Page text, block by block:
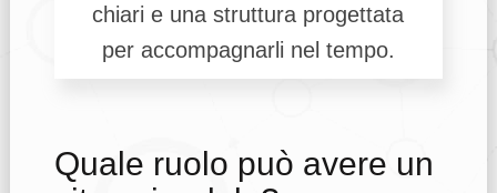
chiari e una struttura progettata
per accompagnarli nel tempo.
Quale ruolo può avere un